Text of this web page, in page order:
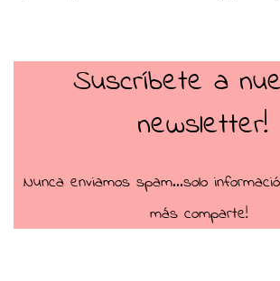
Suscríbete a
newsletter!
Nunca enviamos spam...solo
más comparte!